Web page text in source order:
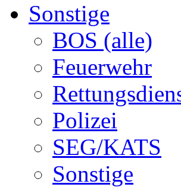
Sonstige
BOS (alle)
Feuerwehr
Polizei
SEG/KATS
Sonstige